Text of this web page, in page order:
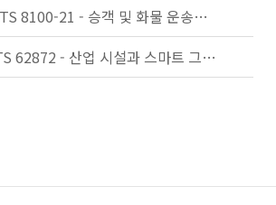
KS B ISO/TS 8100-21 - 승객 및 화물 운송용 엘리베이터 —제21부: 세계공통 필수안전요건(GESRs)을 충족하는 세계공통 안전 파라미터(GSPs)
KS C IEC TS 62872 - 산업 시설과 스마트 그리드 사이의 산업 공정 측정, 제어 및 자동화 시스템 인터페이스